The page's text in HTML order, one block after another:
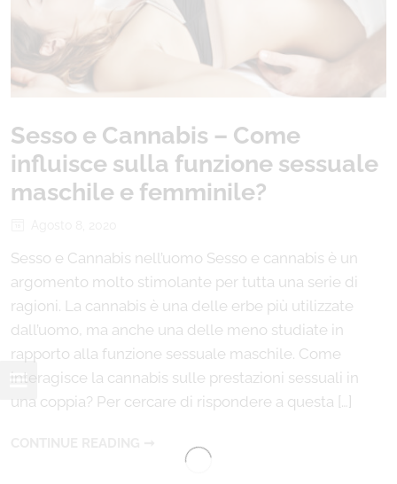
Sesso e Cannabis – Come
influisce sulla funzione sessuale
maschile e femminile?
Sesso e Cannabis nell’uomo Sesso e cannabis è un
argomento molto stimolante per tutta una serie di
ragioni. La cannabis è una delle erbe più utilizzate
dall’uomo, ma anche una delle meno studiate in
rapporto alla funzione sessuale maschile. Come
interagisce la cannabis sulle prestazioni sessuali in
una coppia? Per cercare di rispondere a questa […]